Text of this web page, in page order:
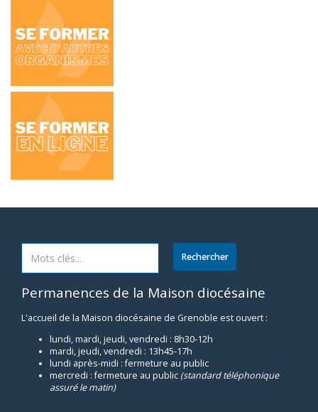
Permanences de la Maison diocésaine
L'accueil de la Maison diocésaine de Grenoble est ouvert :
lundi, mardi, jeudi, vendredi : 8h30-12h
mardi, jeudi, vendredi : 13h45-17h
lundi après-midi : fermeture au public
mercredi : fermeture au public (standard téléphonique
assuré le matin)